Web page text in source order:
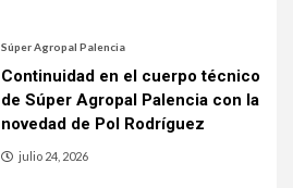
Súper Agropal Palencia
Continuidad en el cuerpo técnico
de Súper Agropal Palencia con la
novedad de Pol Rodríguez
julio 24, 2026